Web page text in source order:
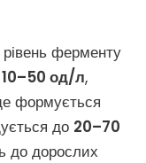
ферменту
10–50 од/л,
формується
до 20–70
до дорослих